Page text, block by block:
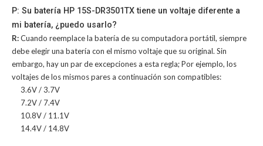
P: Su batería HP 15S-DR3501TX tiene un voltaje diferente a
mi batería, ¿puedo usarlo?
R:Cuando reemplace la batería de su computadora portátil, siempre
debe elegir una batería con el mismo voltaje que su original. Sin
embargo, hay un par de excepciones a esta regla; Por ejemplo, los
voltajes de los mismos pares a continuación son compatibles:
3.6V / 3.7V
7.2V / 7.4V
10.8V / 11.1V
14.4V / 14.8V